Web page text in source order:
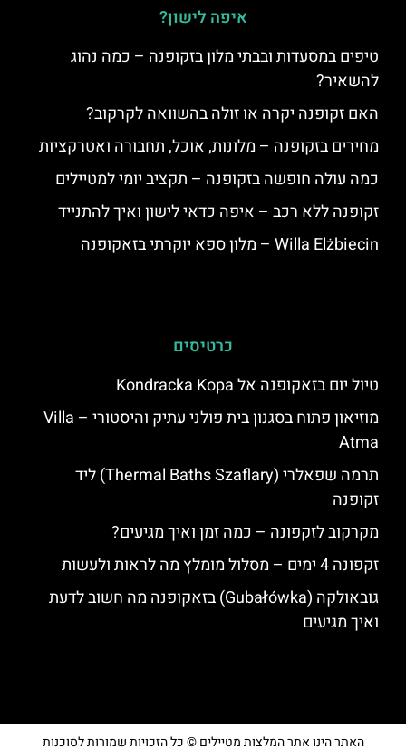
איפה לישון?
טיפים במסעדות ובבתי מלון בזקופנה – כמה נהוג
להשאיר?
האם זקופנה יקרה או זולה בהשוואה לקרקוב?
מחירים בזקופנה – מלונות, אוכל, תחבורה ואטרקציות
כמה עולה חופשה בזקופנה – תקציב יומי למטיילים
זקופנה ללא רכב – איפה כדאי לישון ואיך להתנייד
Willa Elżbiecin – מלון ספא יוקרתי בזאקופנה
כרטיסים
טיול יום בזאקופנה אל Kondracka Kopa
מוזיאון פתוח בסגנון בית פולני עתיק והיסטורי – Villa
Atma
תרמה שפאלרי (Thermal Baths Szaflary) ליד
זקופנה
מקרקוב לזקפונה – כמה זמן ואיך מגיעים?
זקפונה 4 ימים – מסלול מומלץ מה לראות ולעשות
גובאולקה (Gubałówka) בזאקופנה מה חשוב לדעת
ואיך מגיעים
האתר הינו אתר המלצות מטיילים © כל הזכויות שמורות לסוכנות